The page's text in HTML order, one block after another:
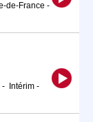
de-France -
- Intérim -